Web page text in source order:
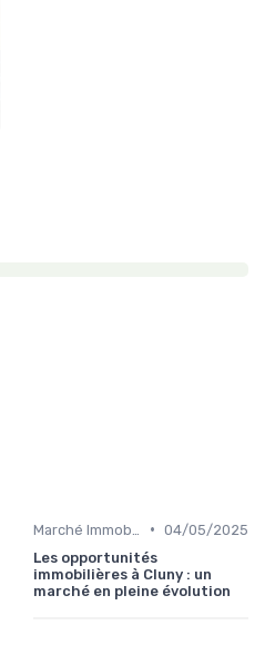
• 04/05/2025
Les opportunités
immobilières à Cluny : un
marché en pleine évolution